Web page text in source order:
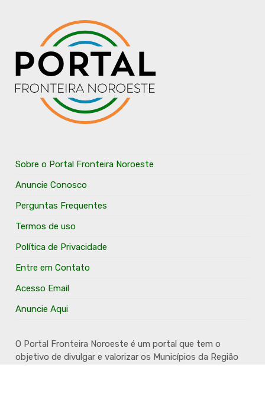
Sobre o Portal Fronteira Noroeste
Anuncie Conosco
Perguntas Frequentes
Termos de uso
Política de Privacidade
Entre em Contato
Acesso Email
Anuncie Aqui
O Portal Fronteira Noroeste é um portal que tem o
objetivo de divulgar e valorizar os Municípios da Região